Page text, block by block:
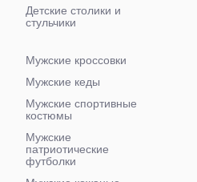
Детские столики и
стульчики
Мужские кроссовки
Мужские кеды
Мужские спортивные
костюмы
Мужские
патриотические
футболки